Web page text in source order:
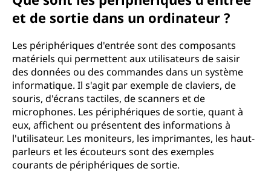
et de sortie dans un ordinateur ?
Les périphériques d'entrée sont des composants
matériels qui permettent aux utilisateurs de saisir
des données ou des commandes dans un système
informatique. Il s'agit par exemple de claviers, de
souris, d'écrans tactiles, de scanners et de
microphones. Les périphériques de sortie, quant à
eux, affichent ou présentent des informations à
l'utilisateur. Les moniteurs, les imprimantes, les haut-
parleurs et les écouteurs sont des exemples
courants de périphériques de sortie.